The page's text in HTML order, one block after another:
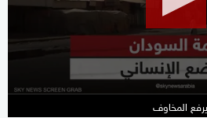
المخاوف